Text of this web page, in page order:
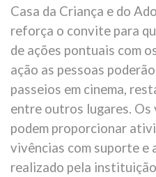
Casa da Criança e do
reforça o convite para
de ações pontuais com
ação as pessoas
passeios em cinema,
entre outros lugares.
podem proporcionar
vivências com suporte e
realizado pela